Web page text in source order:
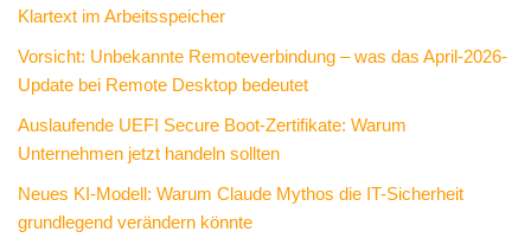
Klartext im Arbeitsspeicher
Vorsicht: Unbekannte Remoteverbindung – was das April-2026-
Update bei Remote Desktop bedeutet
Auslaufende UEFI Secure Boot-Zertifikate: Warum
Unternehmen jetzt handeln sollten
Neues KI-Modell: Warum Claude Mythos die IT-Sicherheit
grundlegend verändern könnte